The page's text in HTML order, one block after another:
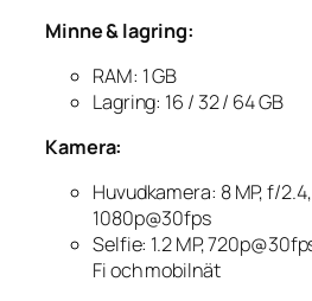
Minne & lagring:
RAM: 1 GB
Lagring: 16 / 32 / 64 GB
Kamera:
Huvudkamera: 8 MP, f/
1080p@30fps
Selfie: 1.2 MP,
Fi och mobilnät